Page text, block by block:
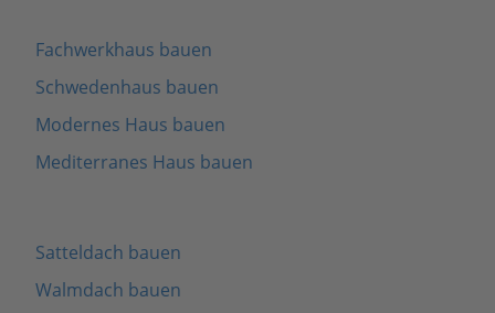
Fachwerkhaus bauen
Schwedenhaus bauen
Modernes Haus bauen
Mediterranes Haus bauen
Satteldach bauen
Walmdach bauen